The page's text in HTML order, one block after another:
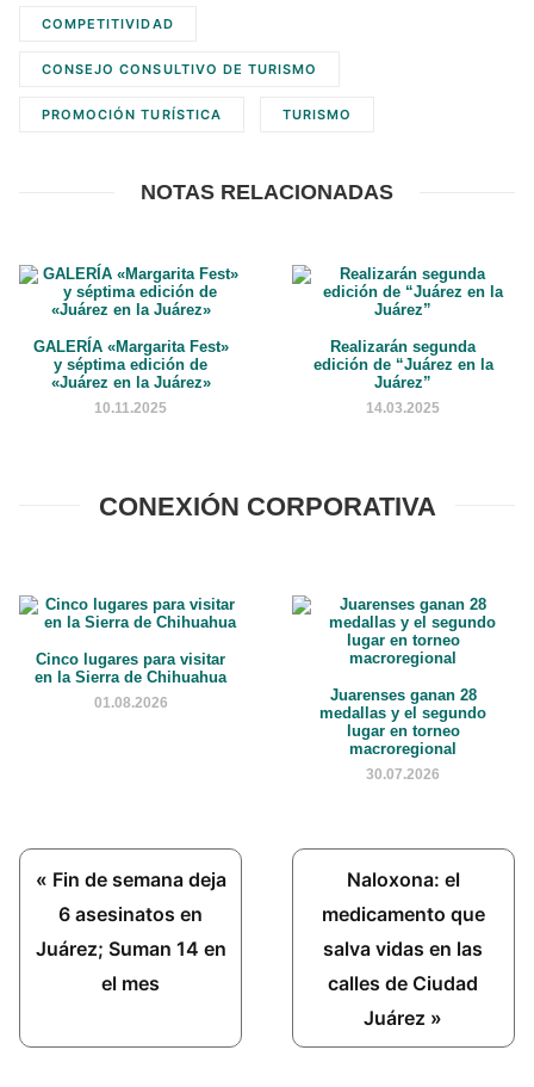
COMPETITIVIDAD
CONSEJO CONSULTIVO DE TURISMO
PROMOCIÓN TURÍSTICA TURISMO
NOTAS RELACIONADAS
GALERÍA «Margarita Fest»
y séptima edición de
«Juárez en la Juárez»
10.11.2025
Realizarán segunda
edición de “Juárez en la
Juárez”
14.03.2025
CONEXIÓN CORPORATIVA
Cinco lugares para visitar
en la Sierra de Chihuahua
01.08.2026
Juarenses ganan 28
medallas y el segundo
lugar en torneo
macroregional
30.07.2026
Previous
Post:
« Fin de semana deja
6 asesinatos en
Juárez; Suman 14 en
el mes
Next
Post:
Naloxona: el
medicamento que
salva vidas en las
calles de Ciudad
Juárez »